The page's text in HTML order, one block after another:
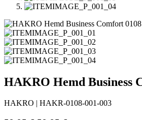
HAKRO Hemd Business
HAKRO HAKR-0108-001-003